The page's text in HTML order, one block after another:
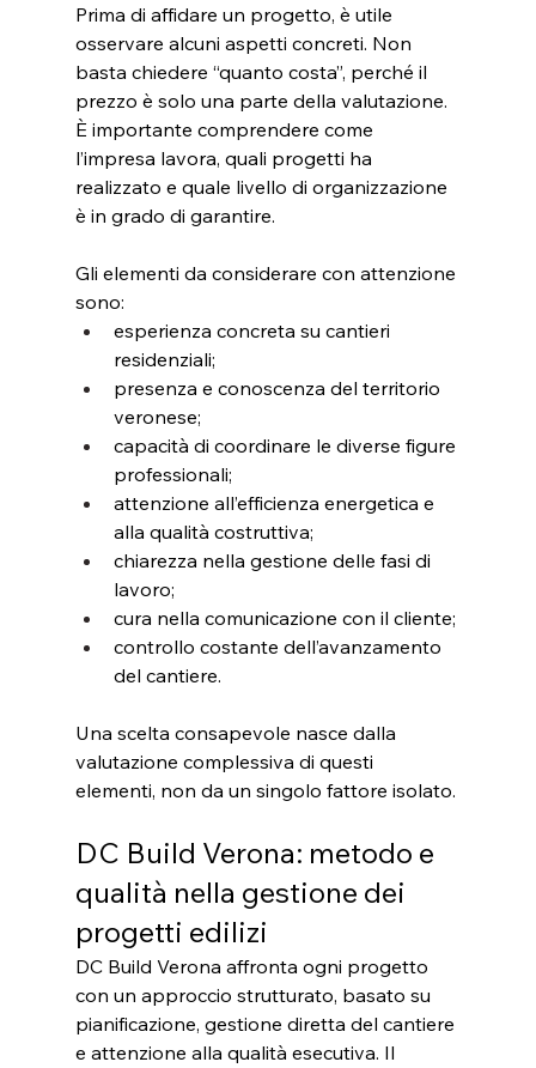
Prima di affidare un progetto, è utile
osservare alcuni aspetti concreti. Non
basta chiedere “quanto costa”, perché il
prezzo è solo una parte della valutazione.
È importante comprendere come
l’impresa lavora, quali progetti ha
realizzato e quale livello di organizzazione
è in grado di garantire.
Gli elementi da considerare con attenzione
sono:
esperienza concreta su cantieri
residenziali;
presenza e conoscenza del territorio
veronese;
capacità di coordinare le diverse figure
professionali;
attenzione all’efficienza energetica e
alla qualità costruttiva;
chiarezza nella gestione delle fasi di
lavoro;
cura nella comunicazione con il cliente;
controllo costante dell’avanzamento
del cantiere.
Una scelta consapevole nasce dalla
valutazione complessiva di questi
elementi, non da un singolo fattore isolato.
DC Build Verona: metodo e
qualità nella gestione dei
progetti edilizi
DC Build Verona affronta ogni progetto
con un approccio strutturato, basato su
pianificazione, gestione diretta del cantiere
e attenzione alla qualità esecutiva. Il